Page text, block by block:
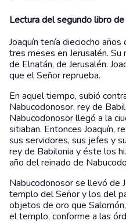
Lectura del segundo libro
Joaquín tenía dieciocho
tres meses en Jerusalén.
de Elnatán, de Jerusalén.
que el Señor reprueba.
En aquel tiempo, subió
Nabucodonosor, rey de
Nabucodonosor llegó a la
sitiaban. Entonces Joaquín,
sus servidores, sus jefes y
rey de Babilonia y éste los
año del reinado de
Nabucodonosor se llevó de
templo del Señor y los del
objetos de oro que
el templo, conforme a las